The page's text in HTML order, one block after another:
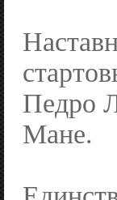
Педро
Мане.